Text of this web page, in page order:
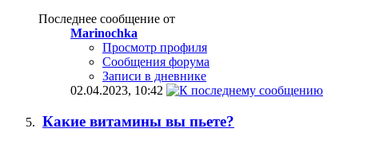
Последнее сообщение от
Marinochka
Просмотр профиля
Сообщения форума
Записи в дневнике
02.04.2023, 10:42
Какие витамины вы пьете?